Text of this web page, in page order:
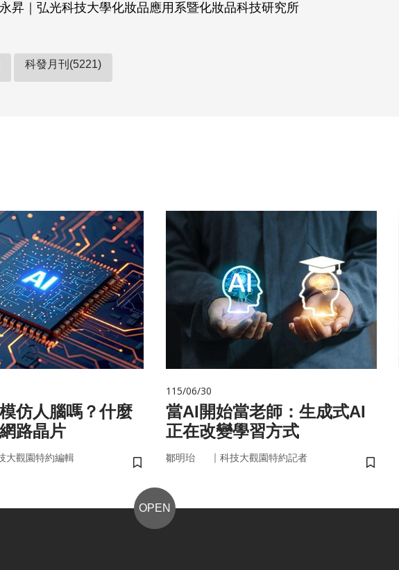
昇｜弘光科技大學化妝品應用系暨化妝品科技研究所
科發月刊(5221)
仿人腦嗎？什麼
路晶片
大觀園特約編輯
儲存書籤
115/06/30
當AI開始當老師：生成式AI
正在改變學習方式
鄒明珆 ｜ 科技大觀園特約記者
儲存
OPEN